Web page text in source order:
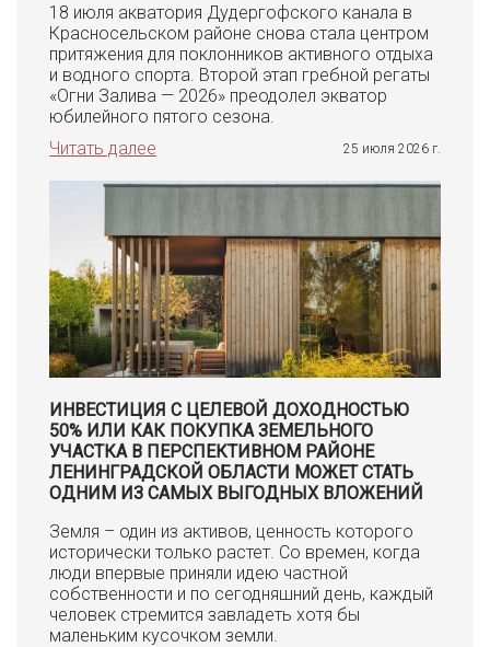
18 июля акватория Дудергофского канала в
Красносельском районе снова стала центром
притяжения для поклонников активного отдыха
и водного спорта. Второй этап гребной регаты
«Огни Залива — 2026» преодолел экватор
юбилейного пятого сезона.
Читать далее
25 июля 2026 г.
ИНВЕСТИЦИЯ С ЦЕЛЕВОЙ ДОХОДНОСТЬЮ
50% ИЛИ КАК ПОКУПКА ЗЕМЕЛЬНОГО
УЧАСТКА В ПЕРСПЕКТИВНОМ РАЙОНЕ
ЛЕНИНГРАДСКОЙ ОБЛАСТИ МОЖЕТ СТАТЬ
ОДНИМ ИЗ САМЫХ ВЫГОДНЫХ ВЛОЖЕНИЙ
Земля – один из активов, ценность которого
исторически только растет. Со времен, когда
люди впервые приняли идею частной
собственности и по сегодняшний день, каждый
человек стремится завладеть хотя бы
маленьким кусочком земли.